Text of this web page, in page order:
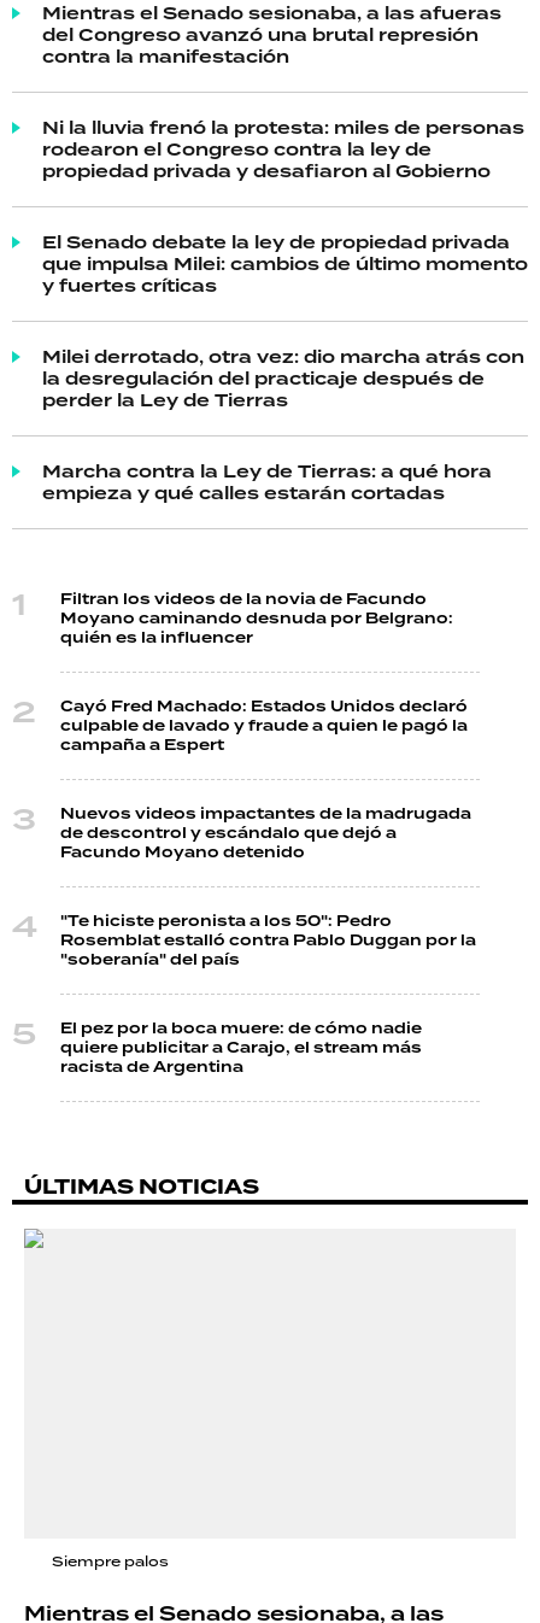
Mientras el Senado sesionaba, a las afueras
del Congreso avanzó una brutal represión
contra la manifestación
Ni la lluvia frenó la protesta: miles de personas
rodearon el Congreso contra la ley de
propiedad privada y desafiaron al Gobierno
El Senado debate la ley de propiedad privada
que impulsa Milei: cambios de último momento
y fuertes críticas
Milei derrotado, otra vez: dio marcha atrás con
la desregulación del practicaje después de
perder la Ley de Tierras
Marcha contra la Ley de Tierras: a qué hora
empieza y qué calles estarán cortadas
Filtran los videos de la novia de Facundo
Moyano caminando desnuda por Belgrano:
quién es la influencer
Cayó Fred Machado: Estados Unidos declaró
culpable de lavado y fraude a quien le pagó la
campaña a Espert
Nuevos videos impactantes de la madrugada
de descontrol y escándalo que dejó a
Facundo Moyano detenido
"Te hiciste peronista a los 50": Pedro
Rosemblat estalló contra Pablo Duggan por la
"soberanía" del país
El pez por la boca muere: de cómo nadie
quiere publicitar a Carajo, el stream más
racista de Argentina
ÚLTIMAS NOTICIAS
Siempre palos
Mientras el Senado sesionaba, a las